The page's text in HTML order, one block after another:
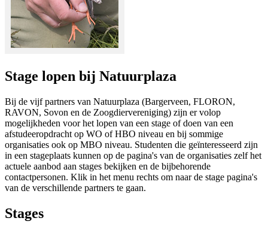
Stage lopen bij Natuurplaza
Bij de vijf partners van Natuurplaza (Bargerveen, FLORON,
RAVON, Sovon en de Zoogdiervereniging) zijn er volop
mogelijkheden voor het lopen van een stage of doen van een
afstudeeropdracht op WO of HBO niveau en bij sommige
organisaties ook op MBO niveau. Studenten die geïnteresseerd zijn
in een stageplaats kunnen op de pagina's van de organisaties zelf het
actuele aanbod aan stages bekijken en de bijbehorende
contactpersonen. Klik in het menu rechts om naar de stage pagina's
van de verschillende partners te gaan.
Stages